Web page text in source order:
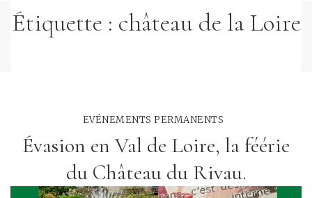
Étiquette : château de la Loire
EVÉNEMENTS PERMANENTS
Évasion en Val de Loire, la féérie
du Château du Rivau.